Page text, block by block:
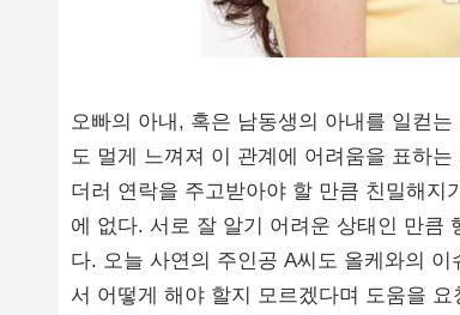
오빠의 아내, 혹은 남동생의 아내를 일컫
도 멀게 느껴져 이 관계에 어려움을 표하
더러 연락을 주고받아야 할 만큼 친밀해
에 없다. 서로 잘 알기 어려운 상태인 만큼
다. 오늘 사연의 주인공 A씨도 올케와의
서 어떻게 해야 할지 모르겠다며 도움을